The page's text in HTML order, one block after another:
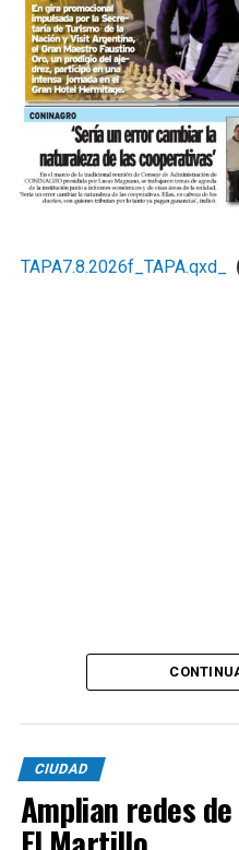
TAPA7.8.2026f_TAPA.qxd_
CIUDAD
Amplian redes